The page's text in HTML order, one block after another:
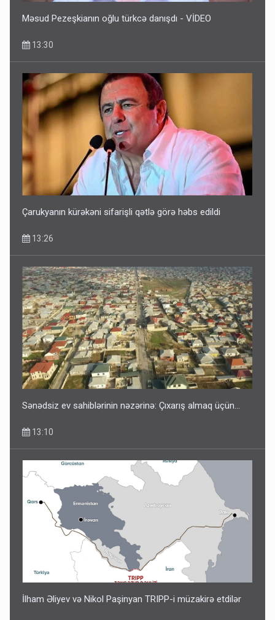
Məsud Pezeşkianın oğlu türkcə danışdı - VİDEO
13:30
Çarukyanın kürəkəni sifarişli qətlə görə həbs edildi
13:26
Sənədsiz ev sahiblərinin nəzərinə: Çıxarış almaq üçün...
13:10
İlham Əliyev və Nikol Paşinyan TRIPP-i müzakirə etdilər